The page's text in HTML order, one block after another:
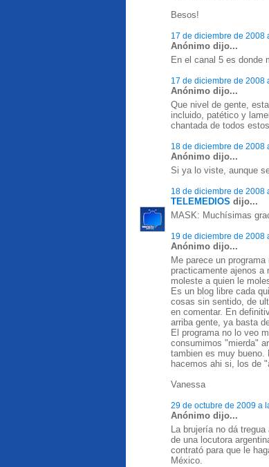
Besos!
17 de diciembre de 2008
Anónimo dijo...
En el canal 5 es donde
17 de diciembre de 2008
Anónimo dijo...
Que nivel de gente,
incluido, patético y
chantada de todos
18 de diciembre de 2008
Anónimo dijo...
Si ya lo viste, aunque
18 de diciembre de 2008
TELEMEDIOS dijo...
MASK: Muchísimas
19 de diciembre de 2008
Anónimo dijo...
Me parece un
practicamente ajenos a
moleste a quien le
Es un blog libre cada
cosas sin sentido, de
en comentar. En
arriba gente, ya basta
El programa no lo veo
consumimos "mierda"
tambien es muy bueno.
hacemos ahi si, los de
Vanessa
29 de octubre de 2009 a
Anónimo dijo...
La brujería no dá
de una locutora
contrató para que le
México.